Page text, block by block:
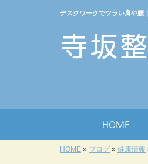
デスクワークでツラい肩や腰
HOME
HOME » ブログ » 健康情報